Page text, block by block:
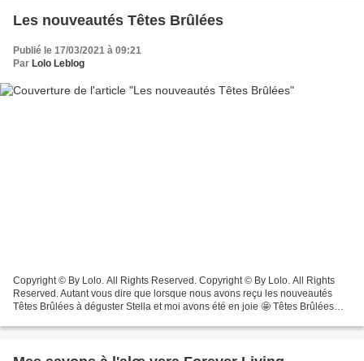
Les nouveautés Têtes Brûlées
Publié le 17/03/2021 à 09:21
Par Lolo Leblog
Copyright © By Lolo. All Rights Reserved. Copyright © By Lolo. All Rights
Reserved. Autant vous dire que lorsque nous avons reçu les nouveautés
Têtes Brûlées à déguster Stella et moi avons été en joie 🤩 Têtes Brûlées